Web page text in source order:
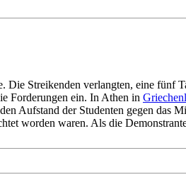
Die Streikenden verlangten, eine fünf
Forderungen ein. In Athen in
Aufstand der Studenten gegen das
worden waren. Als die